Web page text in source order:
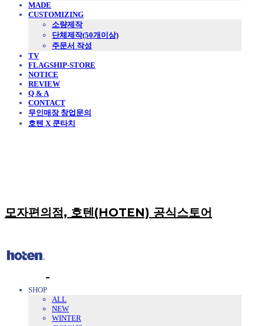
MADE
CUSTOMIZING
소량제작
단체제작(50개이상)
주문서 작성
TV
FLAGSHIP-STORE
NOTICE
REVIEW
Q & A
CONTACT
무인매장 창업문의
호텐 X 쿤타치
모자편의점, 호텐(HOTEN) 공식스토어
SHOP
ALL
NEW
WINTER